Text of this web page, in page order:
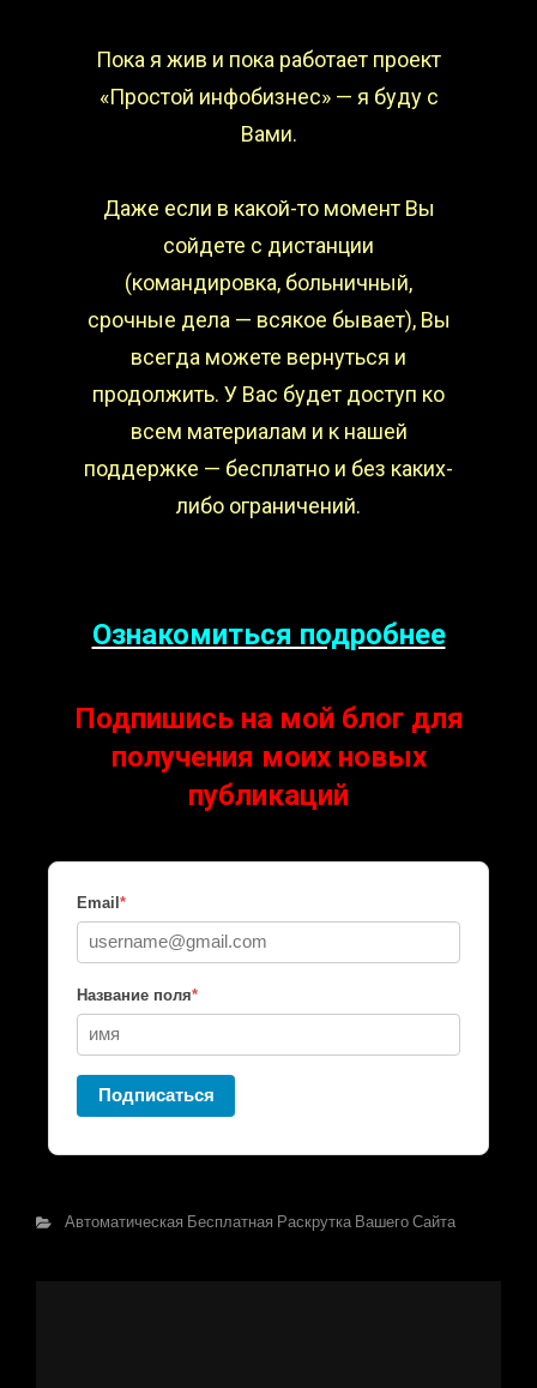
Пока я жив и пока работает проект
«Простой инфобизнес» — я буду с
Вами.
Даже если в какой-то момент Вы
сойдете с дистанции
(командировка, больничный,
срочные дела — всякое бывает), Вы
всегда можете вернуться и
продолжить. У Вас будет доступ ко
всем материалам и к нашей
поддержке — бесплатно и без каких-
либо ограничений.
Ознакомиться подробнее
Подпишись на мой блог для
получения моих новых
публикаций
Email *
Название поля*
Подписаться
Автоматическая Бесплатная Раскрутка Вашего Сайта